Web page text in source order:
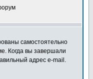
самостоятельно
Когда вы завершали
адрес e-mail.